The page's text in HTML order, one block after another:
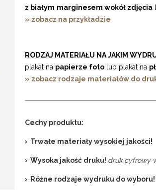
z białym marginesem wokół zdjęcia
» zobacz na przykładzie
RODZAJ MATERIAŁU NA JAKIM
plakat na papierze foto lub plakat na
» zobacz rodzaje materiałów do
Cechy produktu:
› Trwałe materiały wysokiej jakości!
› Wysoka jakość druku! druk cyfrowy
› Różne rodzaje wydruku do wyboru!